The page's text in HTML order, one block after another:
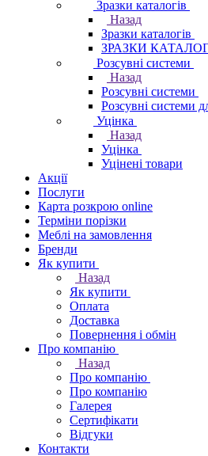
Зразки каталогів
Назад
Зразки каталогів
ЗРАЗКИ
Розсувні системи
Назад
Розсувні системи
Розсувні системи
Уцінка
Назад
Уцінка
Уцінені товари
Акції
Послуги
Карта розкрою online
Терміни порізки
Меблі на замовлення
Бренди
Як купити
Назад
Як купити
Оплата
Доставка
Повернення і обмін
Про компанію
Назад
Про компанію
Про компанію
Галерея
Сертифікати
Відгуки
Контакти